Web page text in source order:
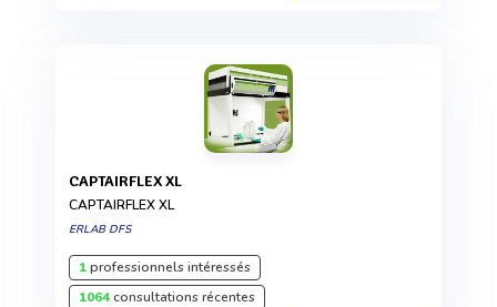
CAPTAIRFLEX XL
CAPTAIRFLEX XL
ERLAB DFS
1professionnels intéressés
1064consultations récentes